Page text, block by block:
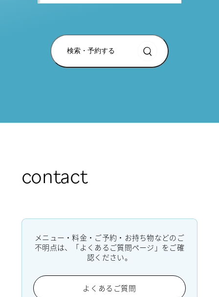
検索・予約する
contact
メニュー・料金・ご予約・お持ち物などのご
不明点は、「よくあるご質問ページ」をご確
認ください。
よくあるご質問